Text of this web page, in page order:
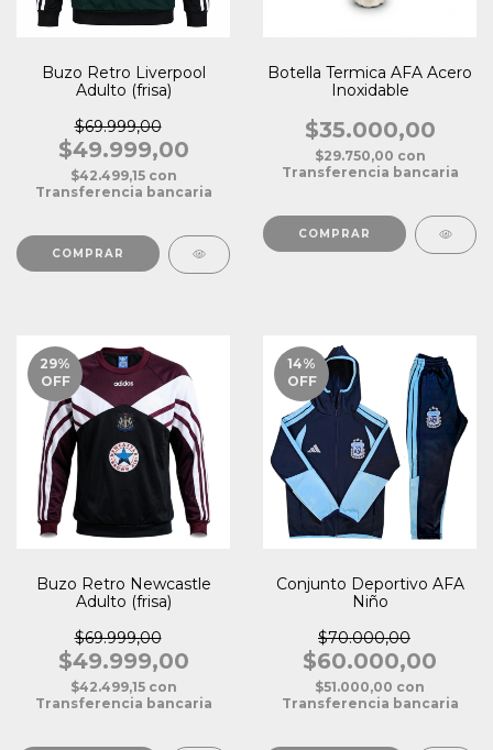
Buzo Retro Liverpool
Adulto (frisa)
$69.999,00
$49.999,00
$42.499,15 con
Transferencia bancaria
COMPRAR
Botella Termica AFA Acero
Inoxidable
$35.000,00
$29.750,00 con
Transferencia bancaria
29%
OFF
Buzo Retro Newcastle
Adulto (frisa)
$69.999,00
$49.999,00
$42.499,15 con
Transferencia bancaria
14%
OFF
Conjunto Deportivo AFA
Niño
$70.000,00
$60.000,00
$51.000,00 con
Transferencia bancaria